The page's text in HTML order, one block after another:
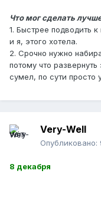
Что мог сделать
1. Быстрее подводить
и я, этого хотела.
2. Срочно нужно
потому что
сумел, по сути просто
Very-Well
Опубликовано:
8 декабря